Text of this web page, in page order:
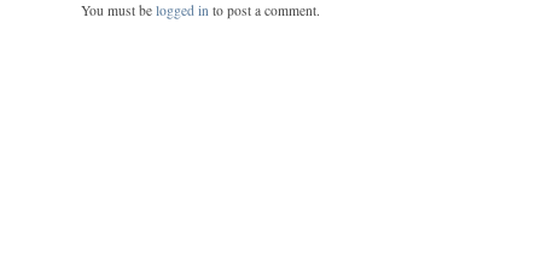
You must be logged into post a comment.